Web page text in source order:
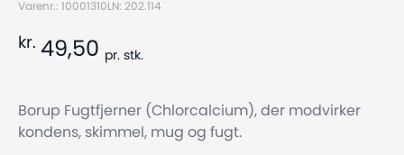
Varenr.: 10001310LN: 202.114
kr. 49,50 pr. stk.
Borup Fugtfjerner (Chlorcalcium), der modvirker
kondens, skimmel, mug og fugt.